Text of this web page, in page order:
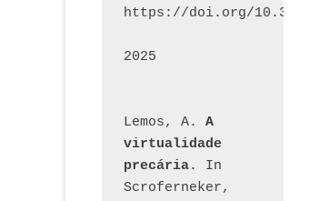
https://doi.org/
2025
Lemos, A. A
virtualidade
precária. In
Scroferneker,